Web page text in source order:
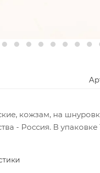
кожзам, на
- Россия. В упаковке